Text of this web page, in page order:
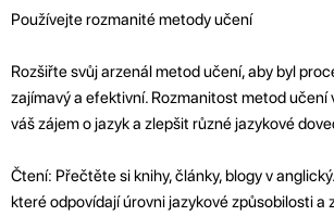
Používejte rozmanité metody učení
Rozšiřte svůj arzenál metod učení, aby byl
zajímavý a efektivní. Rozmanitost metod učení
váš zájem o jazyk a zlepšit různé jazykové
Čtení: Přečtěte si knihy, články, blogy v
které odpovídají úrovni jazykové způsobilosti a